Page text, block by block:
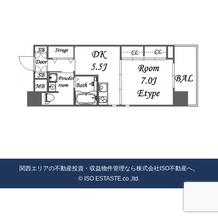
関西エリアの不動産投資・収益物件管理なら株式会社ISO不動産へ。
© ISO ESTASTE.co.,ltd.